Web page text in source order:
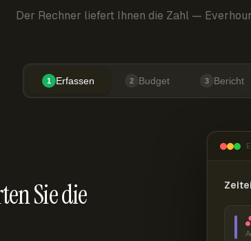
Der Rechner liefert Ihnen die Zahl —
1 Erfassen 2 Budget 3 Bericht
Sie die